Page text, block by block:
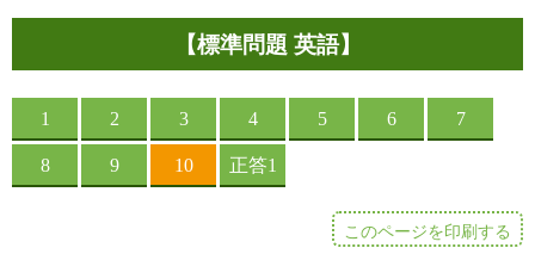
【標準問題 英語】
このページを印刷する